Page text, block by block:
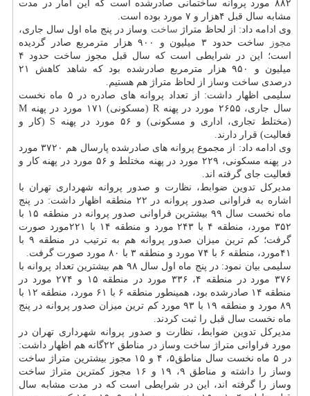
۸۸۲ مورد پروانه ساختمانی صادرشده است که این آمار در مدت
مشابه سال قبل ۴هزار و ۷ مورد بوده است.
وی ادامه داد: از لحاظ متراژ ساخت وساز در پنج ماه اول سال جاری،
مجوز
ساخت حدود ۳ میلیون و ۹۰۰ هزار مترمربع صادر گردیده
است؛ این در شرایطی است که سال قبل مجوز ساخت حدود ۴
میلیون و ۹۵۰ هزار مترمربع صادرشده بود که شاهد کاهش ۲۱
درصدی ساخت وساز از لحاظ متراژ هم هستیم.
سلیمی اظهار داشت: از تعداد پروانه های صادره در ۵ ماه نخست
سال جاری، ۲۶۵۵ مورد در پهنه R (مسکونی) ۱۷۱ مورد در پهنه M
(مختلط تجاری، اداری و مسکونی) و ۵۶ مورد در پهنه S (کار و
فعالیت) قرار دارند.
وی ادامه داد: از مجموع پروانه های صادرشده پارسال هم ۳۷۲۰ مورد
در پهنه مسکونی، ۲۲۹ مورد در پهنه مختلط و ۵۶ مورد در پهنه کار و
فعالیت جای گرفته اند.
مدیرکل تدوین ضوابط، نظارت و صدور پروانه شهرداری تهران با
اشاره به فراوانی صدور پروانه در ۲۲ منطقه اظهار داشت: در پنج
ماه نخست سال ۹۹ بیشترین فراوانی صدور پروانه در منطقه ۱۵ با
۳۵۲ مورد، منطقه ۴ با ۲۴۳ مورد و منطقه ۱۴ با ۲۲۱مورد صورت
گرفت؛ کم ترین میزان صدور پروانه هم به ترتیب در منطقه ۹ با
۴۱مورد، منطقه ۶ با ۷۴ مورد و منطقه ۳ با ۸۰ مورد صورت گرفت.
سلیمی بیان نمود: در پنج ماه اول سال ۹۸ هم بیشترین تعداد پروانه با
۳۷۶ مورد در منطقه ۴، ۳۳۶ مورد در منطقه ۱۵ و ۲۷۴ مورد در
منطقه ۱۴ صادرشده بود، همینطور منطقه ۶ با ۶۱ مورد، منطقه ۱۲ با
۸۹ مورد و منطقه ۱۹ با ۹۳ مورد کم ترین میزان صدور پروانه در پنج
ماه نخست سال قبل را ثبت کردند.
مدیرکل تدوین ضوابط، نظارت و صدور پروانه شهرداری تهران در
مورد فراوانی متراژ ساخت وساز در مناطق ۲۲گانه هم اظهار داشت:
در ۵ ماه نخست سال مناطق۵، ۴ و ۱۵ مجوز بیشترین متراژ ساخت
وساز را داشته و مناطق ۹، ۱۹ و ۱۶ مجوز کمترین متراژ ساخت
وساز را گرفته اند، این در شرایطی است که در مدت مشابه سال